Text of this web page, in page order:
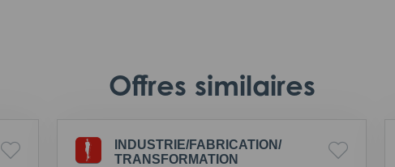
Offres similaires
INDUSTRIE/FABRICATION/
TRANSFORMATION